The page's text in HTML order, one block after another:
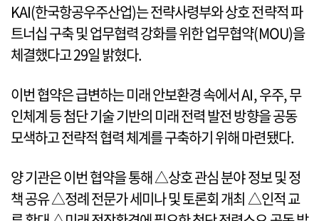
KAI(한국항공우주산업)는 전략사령부와 상호 전략적 파
트너십 구축 및 업무협력 강화를 위한 업무협약(MOU)을
체결했다고 29일 밝혔다.
이번 협약은 급변하는 미래 안보환경 속에서 AI, 우주, 무
인체계 등 첨단 기술 기반의 미래 전력 발전 방향을 공동
모색하고 전략적 협력 체계를 구축하기 위해 마련됐다.
양 기관은 이번 협약을 통해 △상호 관심 분야 정보 및 정
책 공유 △정례 전문가 세미나 및 토론회 개최 △인적 교